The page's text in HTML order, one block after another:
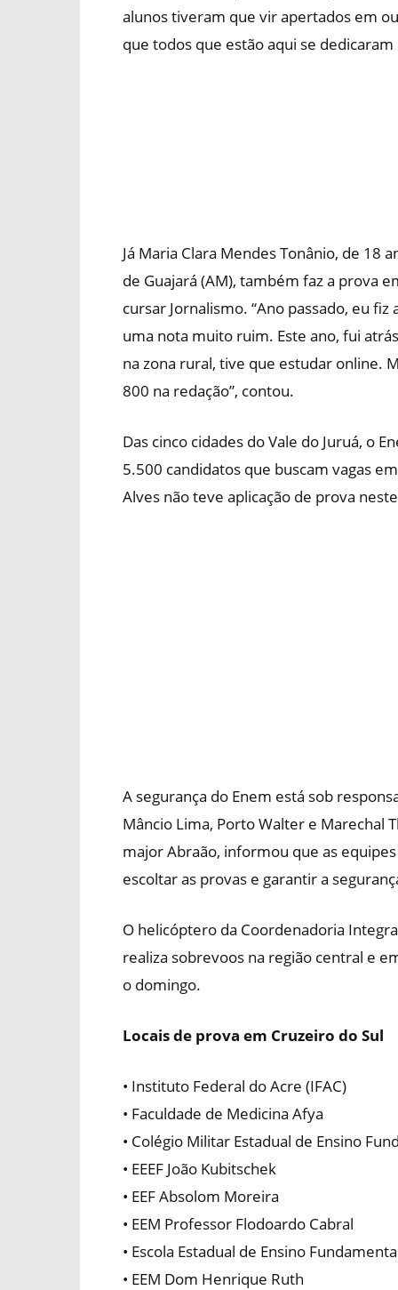
alunos tiveram que vir apertados em
que todos que estão aqui se
Já Maria Clara Mendes Tonânio, de 18
de Guajará (AM), também faz a prova
cursar Jornalismo. “Ano passado, eu
uma nota muito ruim. Este ano, fui
na zona rural, tive que estudar online.
800 na redação”, contou.
Das cinco cidades do Vale do Juruá, o
5.500 candidatos que buscam vagas
Alves não teve aplicação de prova
A segurança do Enem está sob
Mâncio Lima, Porto Walter e Marechal
major Abraão, informou que as
escoltar as provas e garantir a
O helicóptero da Coordenadoria
realiza sobrevoos na região central e
o domingo.
Locais de prova em Cruzeiro do Sul
• Instituto Federal do Acre (IFAC)
• Faculdade de Medicina Afya
• Colégio Militar Estadual de Ensino
• EEEF João Kubitschek
• EEF Absolom Moreira
• EEM Professor Flodoardo Cabral
• Escola Estadual de Ensino
• EEM Dom Henrique Ruth